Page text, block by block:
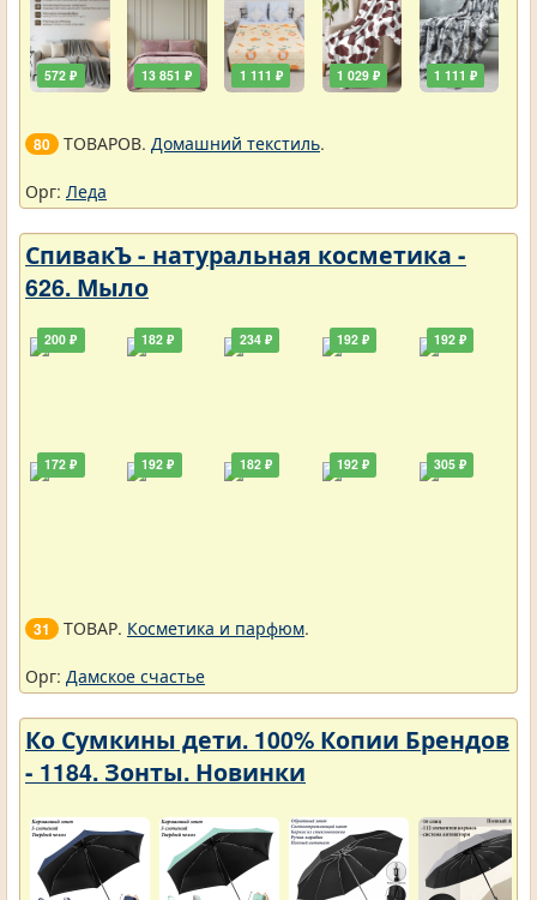
572 ₽ 13 851 ₽ 1 111 ₽ 1 029 ₽ 1 111 ₽
80 ТОВАРОВ. Домашний текстиль.
Орг: Леда
СпивакЪ - натуральная косметика -
626. Мыло
200 ₽
172 ₽
182 ₽
192 ₽
234 ₽
182 ₽
192 ₽
192 ₽
192 ₽
305 ₽
31 ТОВАР. Косметика и парфюм.
Орг: Дамское счастье
Ко Сумкины дети. 100% Копии Брендов
- 1184. Зонты. Новинки